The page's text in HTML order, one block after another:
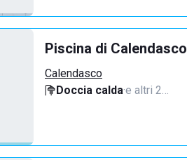
Piscina di Calendasco
Calendasco
Doccia calda·e altri 2…